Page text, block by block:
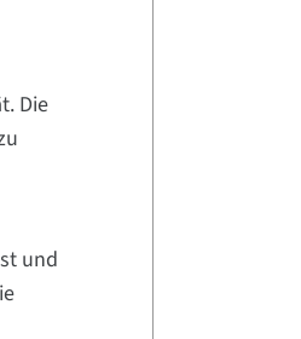
Die
und